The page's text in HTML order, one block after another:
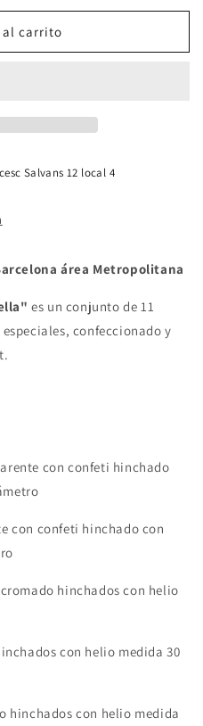
al carrito
Salvans 12 local 4
área Metropolitana
es un conjunto de 11
confeccionado y
con confeti hinchado
con confeti hinchado con
hinchados con helio
con helio medida 30
hinchados con helio medida